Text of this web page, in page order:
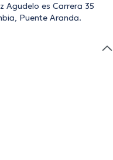
Agudelo es Carrera 35
Puente Aranda.